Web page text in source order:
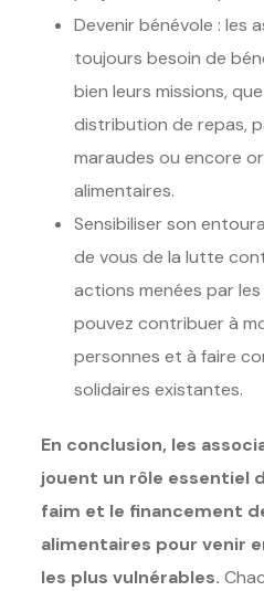
Devenir bénévole : les
toujours besoin de
bien leurs missions,
distribution de repas,
maraudes ou encore
alimentaires.
Sensibiliser son
de vous de la lutte
actions menées par
pouvez contribuer à
personnes et à faire
solidaires existantes.
En conclusion, les
jouent un rôle essentiel
faim et le financement
alimentaires pour venir
les plus vulnérables.